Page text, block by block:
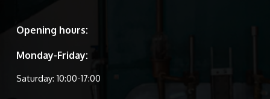
Opening hours:
Monday-Friday:
Saturday: 10:00-17:00